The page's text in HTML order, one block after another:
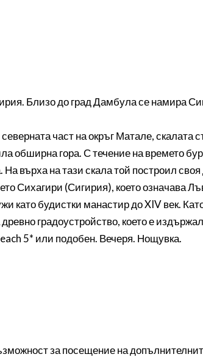
Близо до град Дамбула се намира
част на окръг Матале, скалата
обширна гора. С течение на времето
върха на тази скала той построил
Сихагири (Сигирия), което означава
като будистки манастир до XIV век.
градоустройство, което е
5* или подобен. Вечеря. Нощувка.
за посещение на